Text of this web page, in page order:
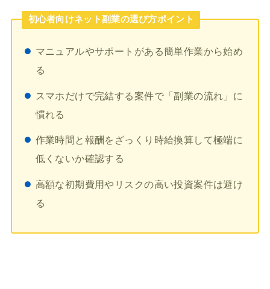
初心者向けネット副業の選び方ポイント
マニュアルやサポートがある簡単作業から始め
る
スマホだけで完結する案件で「副業の流れ」に
慣れる
作業時間と報酬をざっくり時給換算して極端に
低くないか確認する
高額な初期費用やリスクの高い投資案件は避け
る